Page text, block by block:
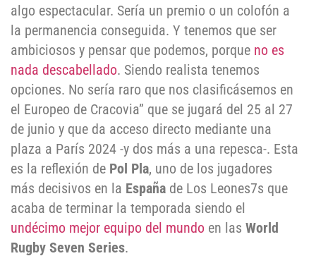
algo espectacular. Sería un premio o un colofón a
la permanencia conseguida. Y tenemos que ser
ambiciosos y pensar que podemos, porque no es
nada descabellado. Siendo realista tenemos
opciones. No sería raro que nos clasificásemos en
el Europeo de Cracovia” que se jugará del 25 al 27
de junio y que da acceso directo mediante una
plaza a París 2024 -y dos más a una repesca-. Esta
es la reflexión de Pol Pla, uno de los jugadores
más decisivos en la España de Los Leones7s que
acaba de terminar la temporada siendo el
undécimo mejor equipo del mundo en las World
Rugby Seven Series.